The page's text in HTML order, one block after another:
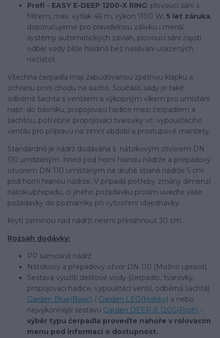
Profi - EASY E-DEEP 1200-X RING: plovoucí sání s
filtrem, max. výtlak 46 m, výkon 1100 W, 5 let záruka,
doporučujeme pro pravidelnou zálivku i menší
systémy automatických závlah, plovoucí sání zajistí
odběr vody blíže hladině bez nasávání usazených
nečistot
Všechna čerpadla mají zabudovanou zpětnou klapku a
ochranu proti chodu na sucho. Součástí sady je také
odběrná šachta s ventilem a výkopným víkem pro umístění
např. do trávníku, propojovací hadice mezi čerpadlem a
šachtou, potřebné propojovací tvarovky vč. vypouštěcího
ventilu pro přípravu na zimní období a prostupové manžety.
Standardně je nádrž dodávána s nátokovým otvorem DN
110 umístěným hned pod horní hranou nádrže a přepadový
otvorem DN 110 umístěným na druhé straně nádrže 5 cm
pod horní hranou nádrže. V případě potřeby změny dimenzí
nátoku/přepadu, či jiného požadavku prosím uveďte vaše
požadavky do poznámky při vytvoření objednávky.
Krytí zeminou nad nádrží nesmí přesáhnout 30 cm.
Rozsah dodávky:
PP samosná nádrž
Nátokový a přepadový otvor DN 110 (Možno upravit)
Sestava využití dešťové vody (čerpadlo, tvarovky,
propojovací hadice, vypouštěcí ventil, odběrná šachta)
Garden Blue(Basic) / Garden LEO(Hobby) a nebo
nejvýkonnější sestavu Garden DEEP-X 1200(Profi) -
výběr typu čerpadla proveďte nahoře v rolovacím
menu pod informací o dostupnost.